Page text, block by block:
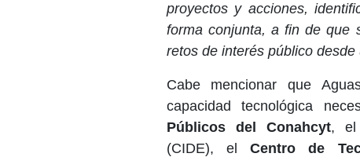
proyectos y acciones,
forma conjunta, a fin de que
retos de interés público
Cabe mencionar que
capacidad tecnológica
Públicos del Conahcyt, el
(CIDE), elCentro de